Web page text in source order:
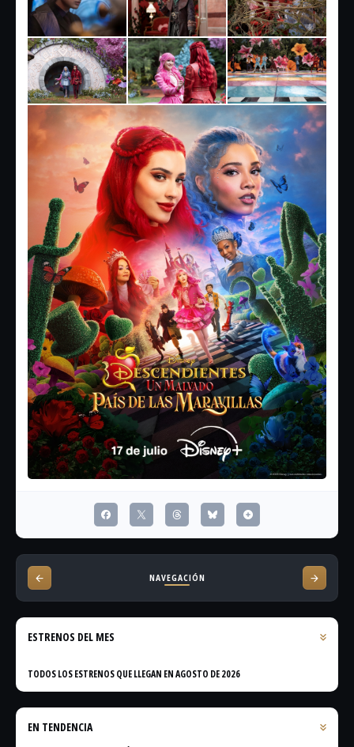
NAVEGACIÓN
ESTRENOS DEL MES
TODOS LOS ESTRENOS QUE LLEGAN EN AGOSTO DE 2026
EN TENDENCIA